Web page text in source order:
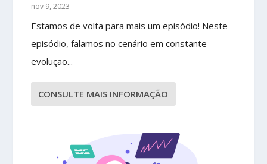
nov 9, 2023
Estamos de volta para mais um episódio! Neste
episódio, falamos no cenário em constante
evolução...
CONSULTE MAIS INFORMAÇÃO